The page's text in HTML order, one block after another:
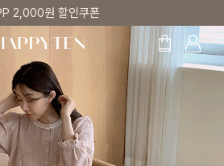
리뷰어 최대 1만원 쿠폰